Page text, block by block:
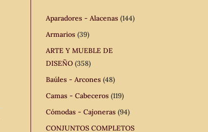
Aparadores - Alacenas (144)
Armarios (39)
ARTE Y MUEBLE DE
DISEÑO (358)
Baúles - Arcones (48)
Camas - Cabeceros (119)
Cómodas - Cajoneras (94)
CONJUNTOS COMPLETOS